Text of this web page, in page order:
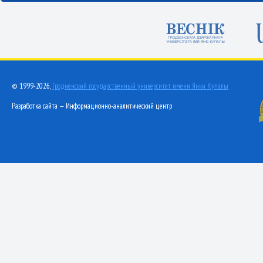
© 1999-2026, Гродненский государственный университет имени Янки Купалы
Разработка сайта — Информационно-аналитический центр